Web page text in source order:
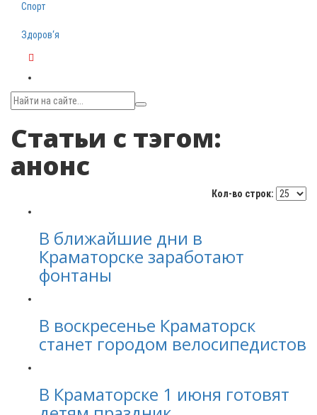
Спорт
Здоров‘я
Статьи с тэгом:
анонс
Кол-во строк:
В ближайшие дни в
Краматорске заработают
фонтаны
В воскресенье Краматорск
станет городом велосипедистов
В Краматорске 1 июня готовят